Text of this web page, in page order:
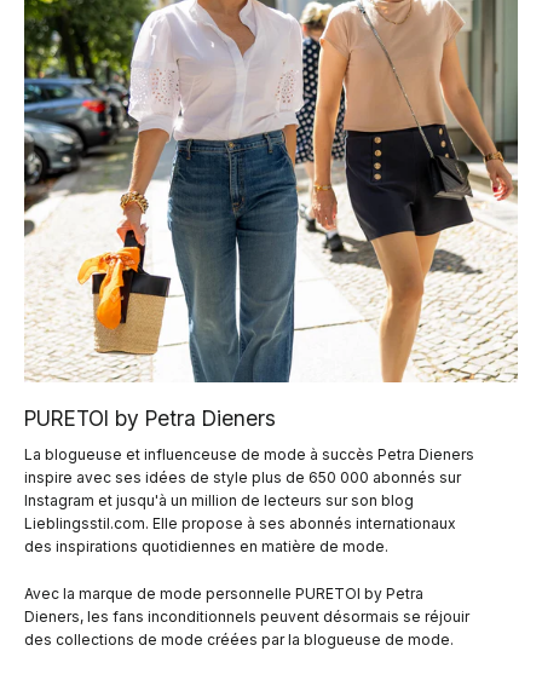
PURETOI by Petra Dieners
La blogueuse et influenceuse de mode à succès Petra Dieners
inspire avec ses idées de style plus de 650 000 abonnés sur
Instagram et jusqu'à un million de lecteurs sur son blog
Lieblingsstil.com. Elle propose à ses abonnés internationaux
des inspirations quotidiennes en matière de mode.
Avec la marque de mode personnelle PURETOI by Petra
Dieners, les fans inconditionnels peuvent désormais se réjouir
des collections de mode créées par la blogueuse de mode.